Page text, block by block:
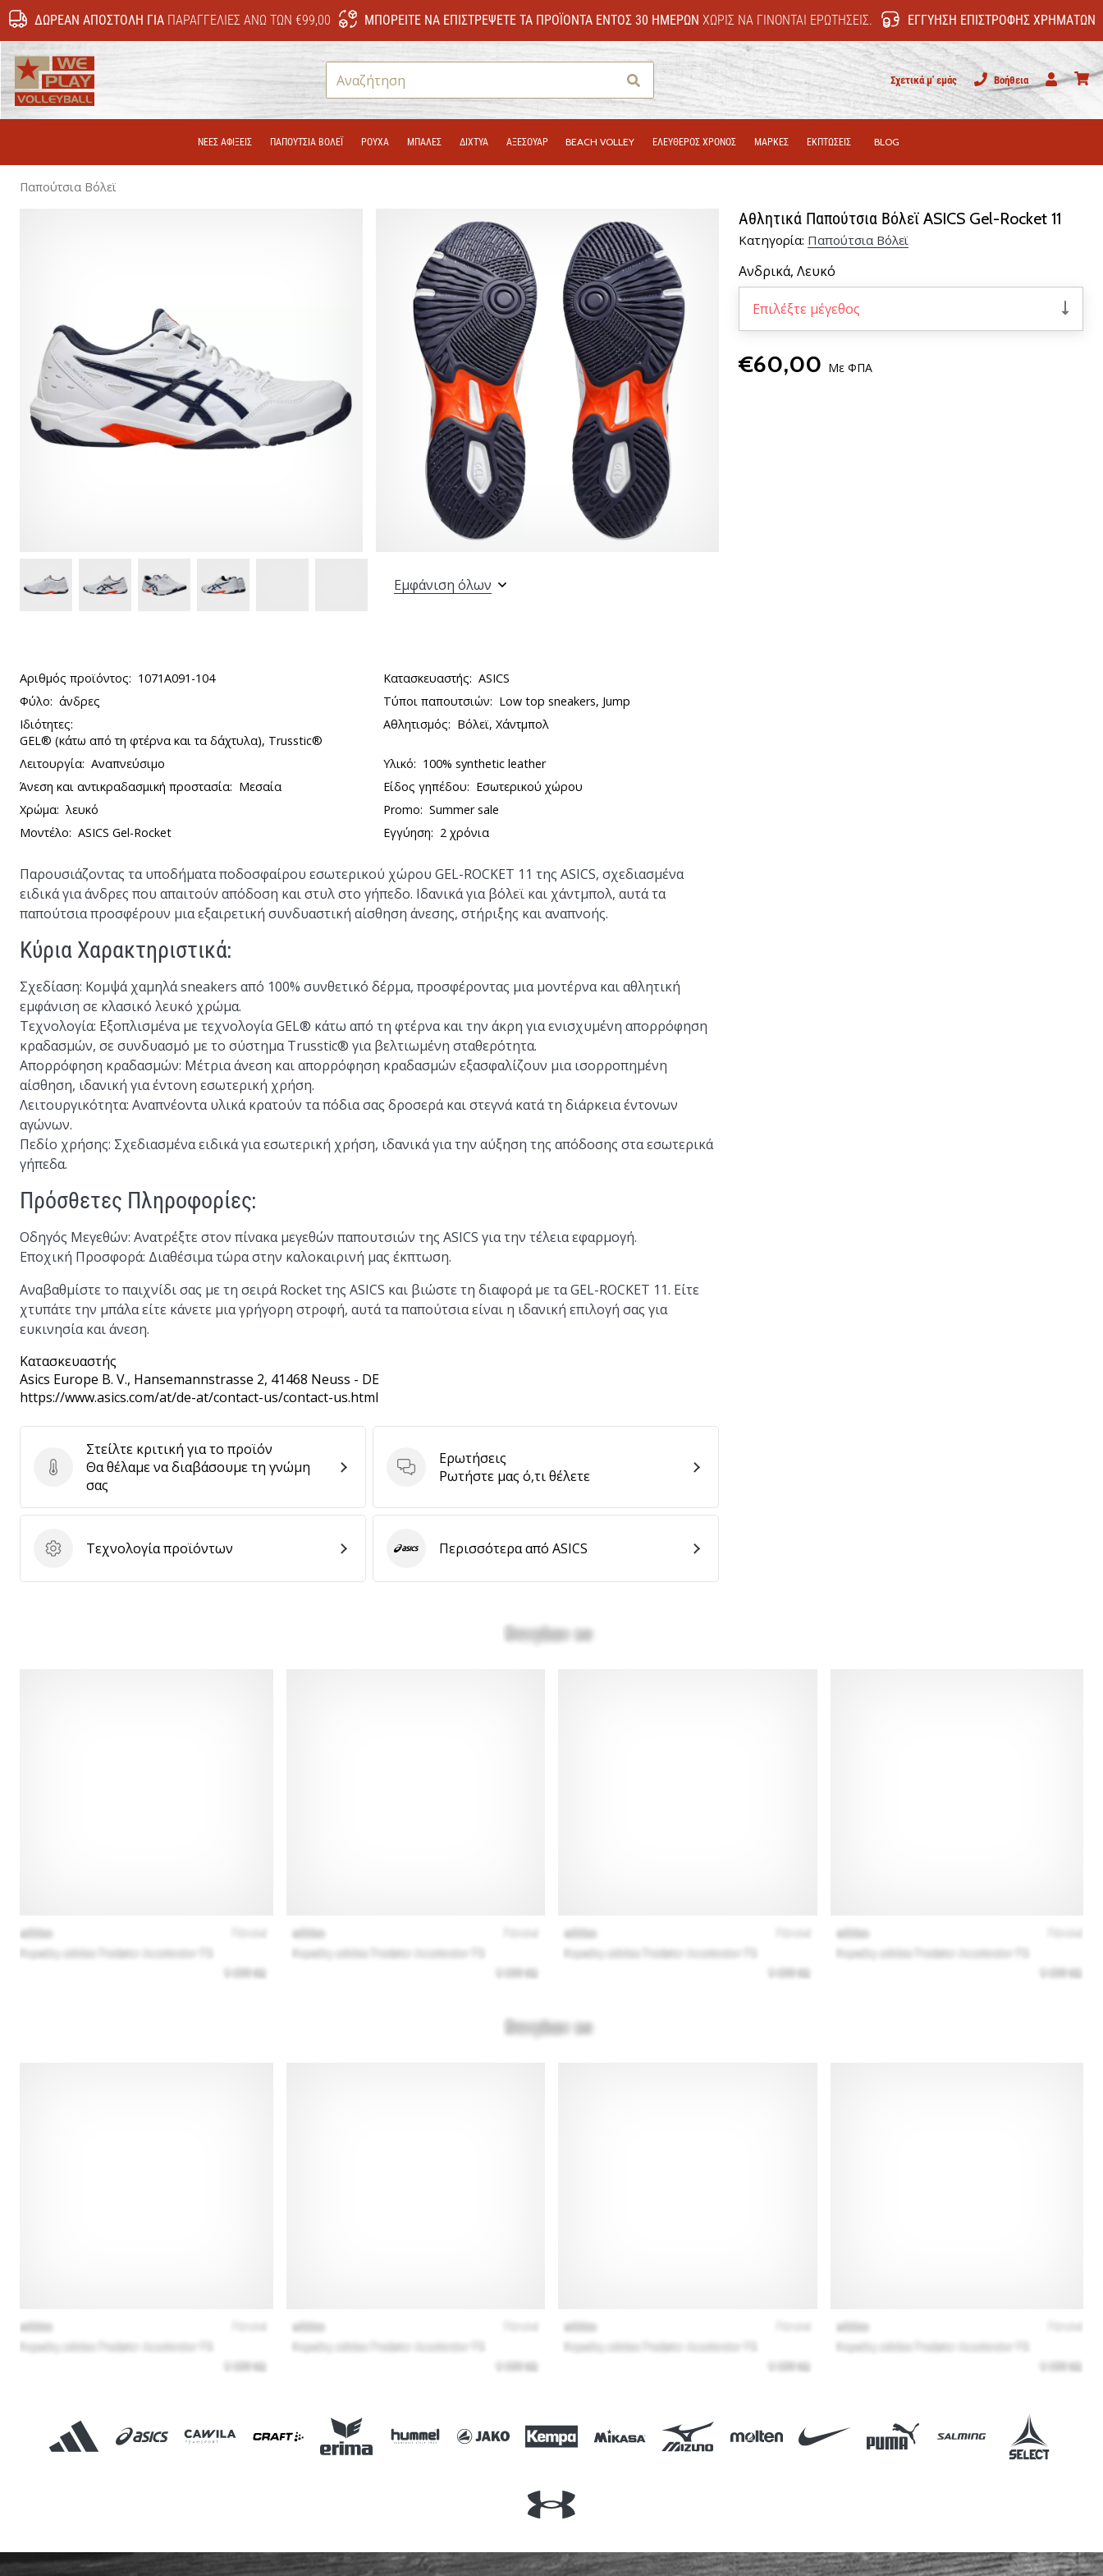
ΔΩΡΕΆΝ ΑΠΟΣΤΟΛΉ ΓΙΑΠΑΡΑΓΓΕΛΊΕΣ ΆΝΩ ΤΩΝ €99,00 ΜΠΟΡΕΊΤΕ ΝΑ ΕΠΙΣΤΡΈΨΕΤΕ ΤΑ ΠΡΟΪΌΝΤΑ ΕΝΤΌΣ 30 ΗΜΕΡΏΝ ΧΩΡΊΣ ΝΑ ΓΊΝΟΝΤΑΙ ΕΡΩΤΉΣΕΙΣ. ΕΓΓΎΗΣΗ ΕΠΙΣΤΡΟΦΉΣ ΧΡΗΜΆΤΩΝ
Αναζήτηση Σχετικά μ' εμάς
Βοήθεια
Χρήστης
ΝΕΕΣ ΑΦΙΞΕΙΣ ΠΑΠΟΎΤΣΙΑ ΒΌΛΕΪ ΡΟΎΧΑ ΜΠΑΛΕΣ ΔΊΧΤΥΑ ΑΞΕΣΟΥΑΡ BEACH VOLLEY ΕΛΕΥΘΕΡΟΣ ΧΡΟΝΟΣ ΜΑΡΚΕΣ ΕΚΠΤΩΣΕΙΣ BLOG
Παπούτσια Βόλεϊ
Αθλητικά Παπούτσια Βόλεϊ ASICS Gel-Rocket 11
Κατηγορία: Παπούτσια Βόλεϊ
Ανδρικά, Λευκό
Επιλέξτε μέγεθος
€60,00 Με ΦΠΑ
Εμφάνιση όλων
Αριθμός προϊόντος: 1071A091-104 Κατασκευαστής: ASICS
Φύλο: άνδρες Τύποι παπουτσιών: Low top sneakers, Jump
Ιδιότητες:
GEL® (κάτω από τη φτέρνα και τα δάχτυλα), Trusstic®
Αθλητισμός: Βόλεϊ, Χάντμπολ
Λειτουργία: Αναπνεύσιμο Υλικό: 100% synthetic leather
Άνεση και αντικραδασμική προστασία: Μεσαία Είδος γηπέδου: Εσωτερικού χώρου
Χρώμα: λευκό Promo: Summer sale
Μοντέλο: ASICS Gel-Rocket Εγγύηση: 2 χρόνια
Παρουσιάζοντας τα υποδήματα ποδοσφαίρου εσωτερικού χώρου GEL-ROCKET 11 της ASICS, σχεδιασμένα
ειδικά για άνδρες που απαιτούν απόδοση και στυλ στο γήπεδο. Ιδανικά για βόλεϊ και χάντμπολ, αυτά τα
παπούτσια προσφέρουν μια εξαιρετική συνδυαστική αίσθηση άνεσης, στήριξης και αναπνοής.
Κύρια Χαρακτηριστικά:
Σχεδίαση: Κομψά χαμηλά sneakers από 100% συνθετικό δέρμα, προσφέροντας μια μοντέρνα και αθλητική
εμφάνιση σε κλασικό λευκό χρώμα.
Τεχνολογία: Εξοπλισμένα με τεχνολογία GEL® κάτω από τη φτέρνα και την άκρη για ενισχυμένη απορρόφηση
κραδασμών, σε συνδυασμό με το σύστημα Trusstic® για βελτιωμένη σταθερότητα.
Απορρόφηση κραδασμών: Μέτρια άνεση και απορρόφηση κραδασμών εξασφαλίζουν μια ισορροπημένη
αίσθηση, ιδανική για έντονη εσωτερική χρήση.
Λειτουργικότητα: Αναπνέοντα υλικά κρατούν τα πόδια σας δροσερά και στεγνά κατά τη διάρκεια έντονων
αγώνων.
Πεδίο χρήσης: Σχεδιασμένα ειδικά για εσωτερική χρήση, ιδανικά για την αύξηση της απόδοσης στα εσωτερικά
γήπεδα.
Πρόσθετες Πληροφορίες:
Οδηγός Μεγεθών: Ανατρέξτε στον πίνακα μεγεθών παπουτσιών της ASICS για την τέλεια εφαρμογή.
Εποχική Προσφορά: Διαθέσιμα τώρα στην καλοκαιρινή μας έκπτωση.
Αναβαθμίστε το παιχνίδι σας με τη σειρά Rocket της ASICS και βιώστε τη διαφορά με τα GEL-ROCKET 11. Είτε
χτυπάτε την μπάλα είτε κάνετε μια γρήγορη στροφή, αυτά τα παπούτσια είναι η ιδανική επιλογή σας για
ευκινησία και άνεση.
Κατασκευαστής
Asics Europe B. V., Hansemannstrasse 2, 41468 Neuss - DE
https://www.asics.com/at/de-at/contact-us/contact-us.html
Στείλτε κριτική για το προϊόν
Στείλτε κριτική για το προϊόν
Θα θέλαμε να διαβάσουμε τη γνώμη
σας
Ερωτήσεις
Ερωτήσεις
Ρωτήστε μας ό,τι θέλετε
Τεχνολογία προϊόντων
Τεχνολογία προϊόντων ASICSΠερισσότερα από ASICS